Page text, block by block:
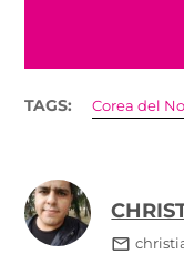
TAGS: Corea del